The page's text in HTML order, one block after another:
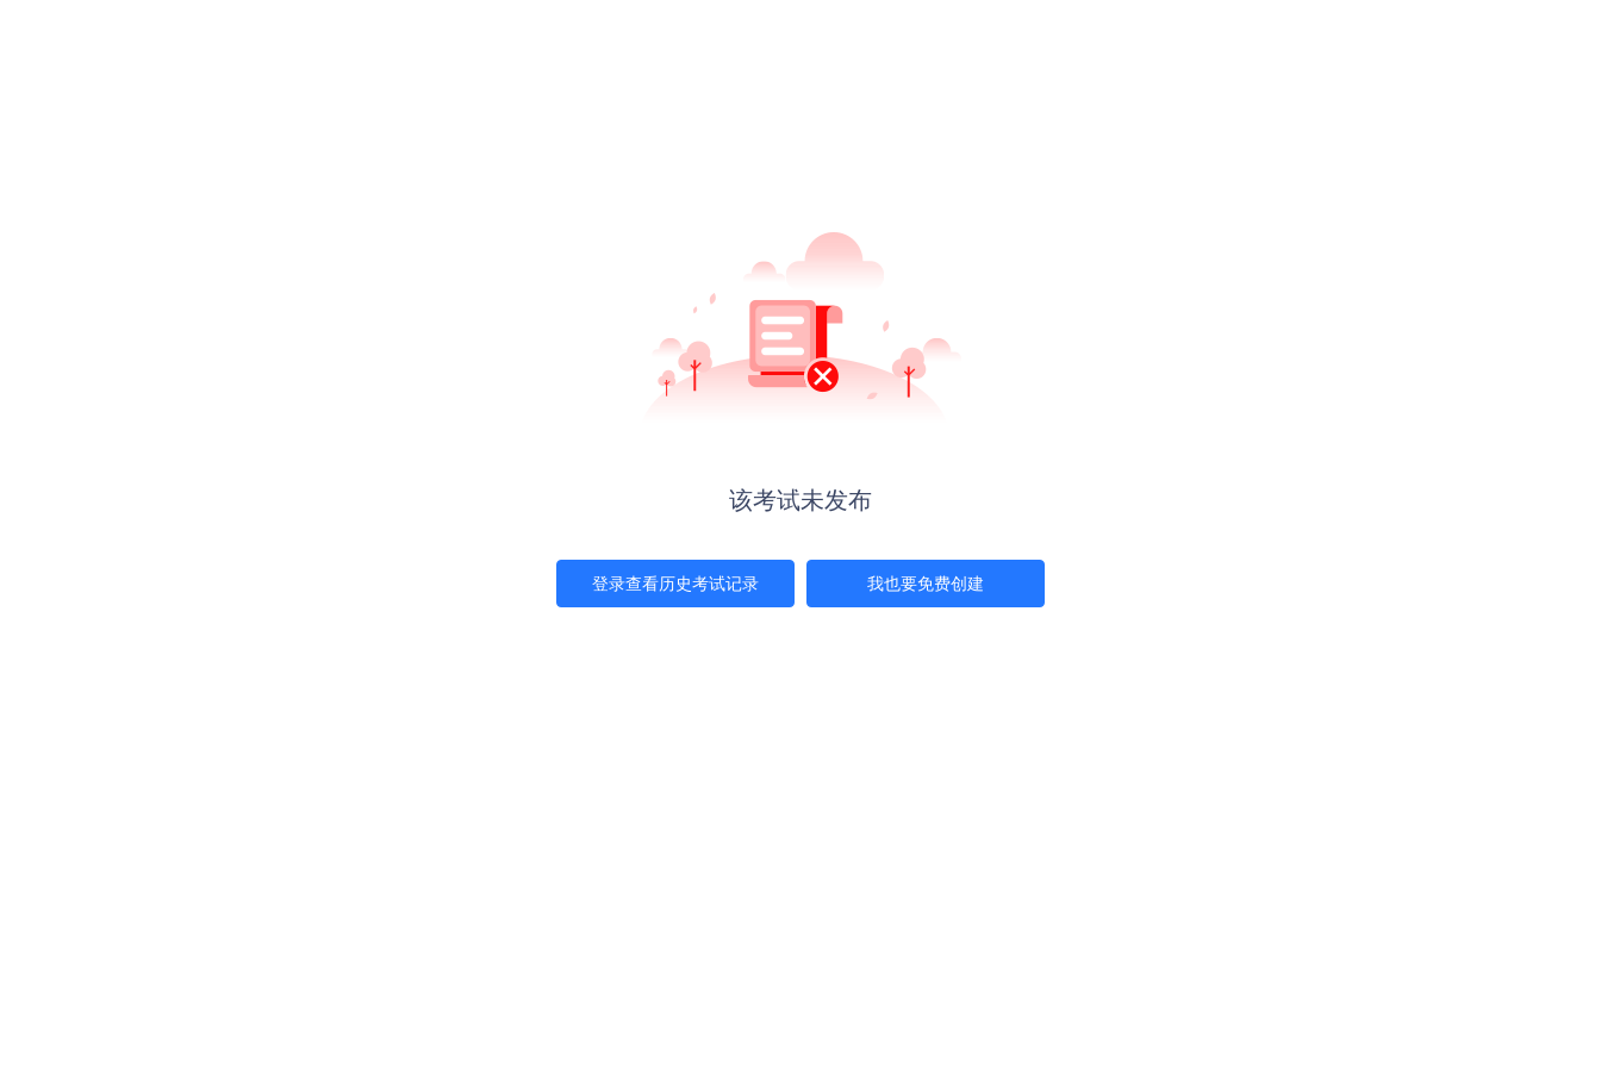
该考试未发布
登录查看历史考试记录 我也要免费创建